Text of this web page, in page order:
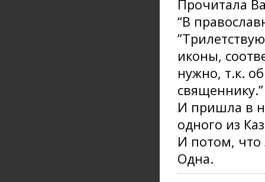
Прочитала
“В
иконы,
нужно, т.к.
священнику.”
И пришла в
одного из
И потом, что
Одна.